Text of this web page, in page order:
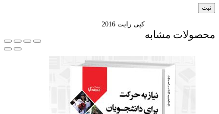
محصولات مشابه
کپی رایت 2016